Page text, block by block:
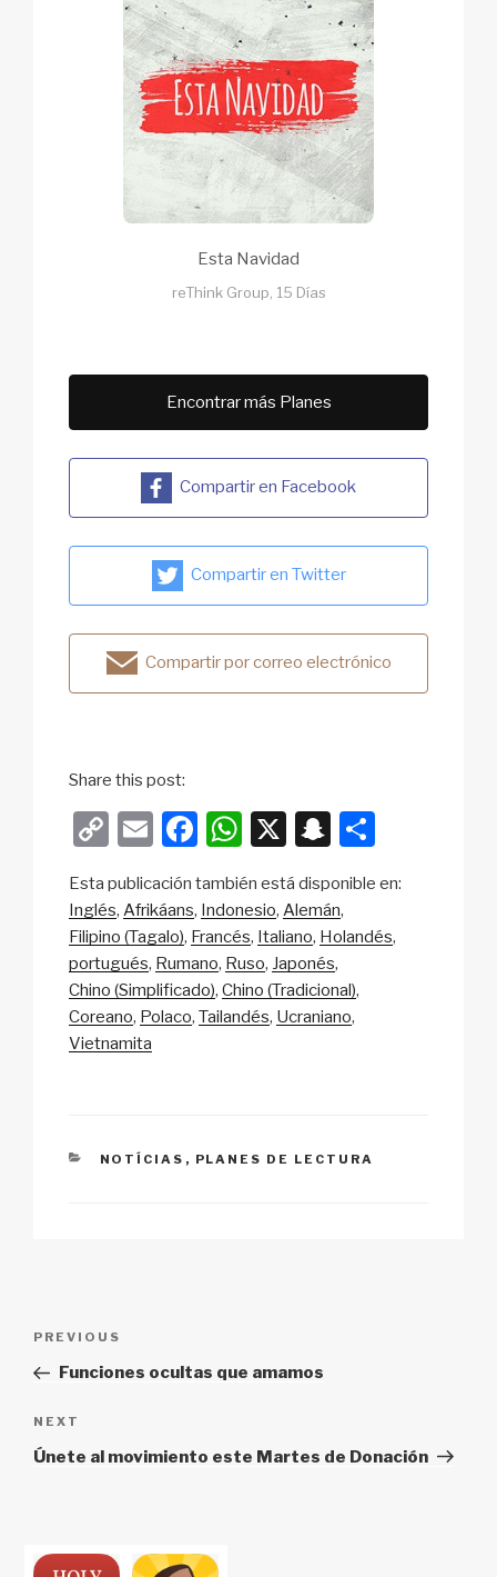
Esta Navidad
reThink Group, 15 Días
Encontrar más Planes
Compartir en Facebook
Compartir en Twitter
Compartir por correo electrónico
Share this post:
C
p
y
Li
n
k
E
ail
F
c
e
b
o
W
at
s
A
p
X
S
a
p
c
h
ar
e
Esta publicación también está disponible en:
Inglés Afrikáans Indonesio Alemán
Filipino (Tagalo) Francés Italiano Holandés
portugués Rumano Ruso Japonés
Chino (Simplificado) Chino (Tradicional)
Coreano Polaco Tailandés Ucraniano
Vietnamita
CATEGORIES
NOTÍCIAS , PLANES DE LECTURA
Previous
Post
PREVIOUS
Funciones ocultas que amamos
Next
Post
NEXT
Únete al movimiento este Martes de Donación